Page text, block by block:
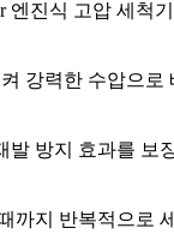
엔진식 고압 세척기
강력한 수압으로
발 방지 효과를 보
까지 반복적으로